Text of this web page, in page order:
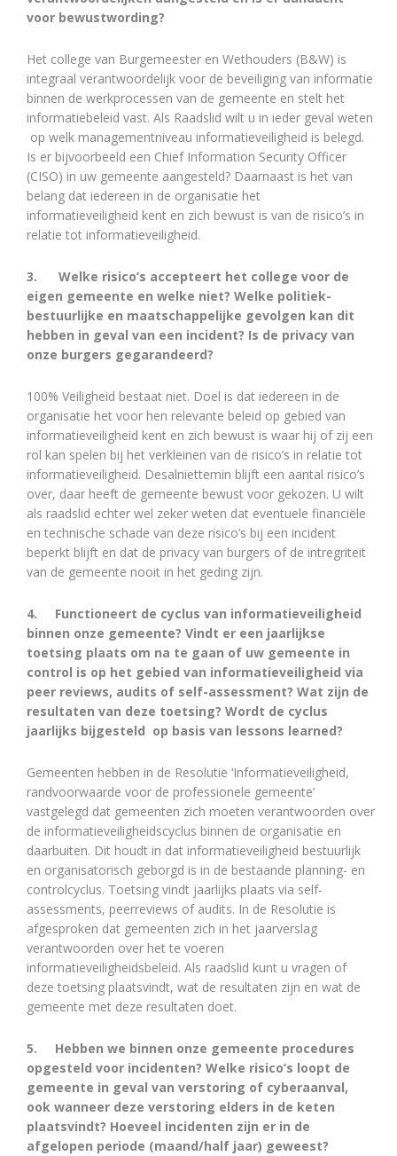
voor bewustwording?
Het college van Burgemeester en Wethouders (B&W) is
integraal verantwoordelijk voor de beveiliging van informatie
binnen de werkprocessen van de gemeente en stelt het
informatiebeleid vast. Als Raadslid wilt u in ieder geval weten
op welk managementniveau informatieveiligheid is belegd.
Is er bijvoorbeeld een Chief Information Security Officer
(CISO) in uw gemeente aangesteld? Daarnaast is het van
belang dat iedereen in de organisatie het
informatieveiligheid kent en zich bewust is van de risico’s in
relatie tot informatieveiligheid.
3. Welke risico’s accepteert het college voor de
eigen gemeente en welke niet? Welke politiek-
bestuurlijke en maatschappelijke gevolgen kan dit
hebben in geval van een incident? Is de privacy van
onze burgers gegarandeerd?
100% Veiligheid bestaat niet. Doel is dat iedereen in de
organisatie het voor hen relevante beleid op gebied van
informatieveiligheid kent en zich bewust is waar hij of zij een
rol kan spelen bij het verkleinen van de risico’s in relatie tot
informatieveiligheid. Desalniettemin blijft een aantal risico’s
over, daar heeft de gemeente bewust voor gekozen. U wilt
als raadslid echter wel zeker weten dat eventuele financiële
en technische schade van deze risico’s bij een incident
beperkt blijft en dat de privacy van burgers of de intregriteit
van de gemeente nooit in het geding zijn.
4. Functioneert de cyclus van informatieveiligheid
binnen onze gemeente? Vindt er een jaarlijkse
toetsing plaats om na te gaan of uw gemeente in
control is op het gebied van informatieveiligheid via
peer reviews, audits of self-assessment? Wat zijn de
resultaten van deze toetsing? Wordt de cyclus
jaarlijks bijgesteld op basis van lessons learned?
Gemeenten hebben in de Resolutie ‘Informatieveiligheid,
randvoorwaarde voor de professionele gemeente’
vastgelegd dat gemeenten zich moeten verantwoorden over
de informatieveiligheidscyclus binnen de organisatie en
daarbuiten. Dit houdt in dat informatieveiligheid bestuurlijk
en organisatorisch geborgd is in de bestaande planning- en
controlcyclus. Toetsing vindt jaarlijks plaats via self-
assessments, peerreviews of audits. In de Resolutie is
afgesproken dat gemeenten zich in het jaarverslag
verantwoorden over het te voeren
informatieveiligheidsbeleid. Als raadslid kunt u vragen of
deze toetsing plaatsvindt, wat de resultaten zijn en wat de
gemeente met deze resultaten doet.
5. Hebben we binnen onze gemeente procedures
opgesteld voor incidenten? Welke risico’s loopt de
gemeente in geval van verstoring of cyberaanval,
ook wanneer deze verstoring elders in de keten
plaatsvindt? Hoeveel incidenten zijn er in de
afgelopen periode (maand/half jaar) geweest?